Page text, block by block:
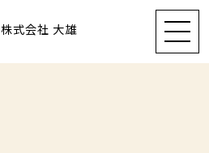
株式会社 大雄